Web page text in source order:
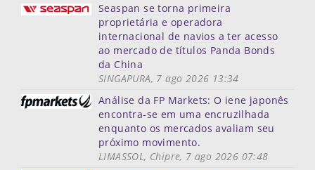
Seaspan se torna primeira
proprietária e operadora
internacional de navios a ter acesso
ao mercado de títulos Panda Bonds
da China
SINGAPURA, 7 ago 2026 13:34
Análise da FP Markets: O iene japonês
encontra-se em uma encruzilhada
enquanto os mercados avaliam seu
próximo movimento.
LIMASSOL, Chipre, 7 ago 2026 07:48